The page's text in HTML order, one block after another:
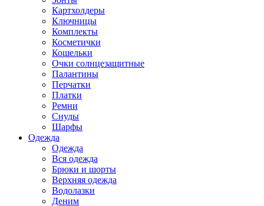
Картхолдеры
Ключницы
Комплекты
Косметички
Кошельки
Очки солнцезащитные
Палантины
Перчатки
Платки
Ремни
Снуды
Шарфы
Одежда
Одежда
Вся одежда
Брюки и шорты
Верхняя одежда
Водолазки
Деним